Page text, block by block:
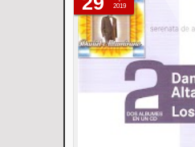
2019